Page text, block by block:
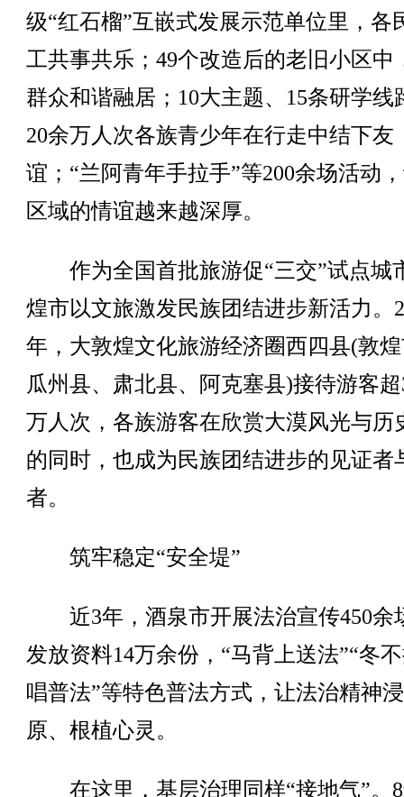
级“红石榴”互嵌式发展示范单位里，各
工共事共乐；49个改造后的老旧小区中
群众和谐融居；10大主题、15条研学线
20余万人次各族青少年在行走中结下友
谊；“兰阿青年手拉手”等200余场活动
区域的情谊越来越深厚。
作为全国首批旅游促“三交”试点城
煌市以文旅激发民族团结进步新活力。
年，大敦煌文化旅游经济圈西四县(敦
瓜州县、肃北县、阿克塞县)接待游客超
万人次，各族游客在欣赏大漠风光与历
的同时，也成为民族团结进步的见证者
者。
筑牢稳定“安全堤”
近3年，酒泉市开展法治宣传450余
发放资料14万余份，“马背上送法”“冬
唱普法”等特色普法方式，让法治精神
原、根植心灵。
在这里，基层治理同样“接地气”。